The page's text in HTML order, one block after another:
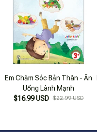
Em Chăm Sóc Bản Thân - Ăn
Uống Lành Mạnh
$16.99 USD $22.99 USD